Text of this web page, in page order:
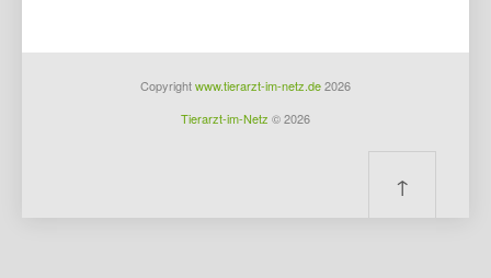
Copyrightwww.tierarzt-im-netz.de2026
Tierarzt-im-Netz © 2026
↑